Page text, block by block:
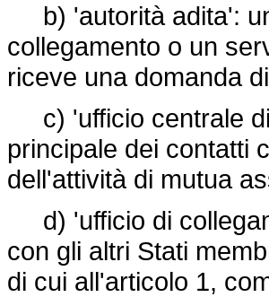
b) 'autorità adita':
collegamento o un
riceve una domanda
c) 'ufficio centrale di
principale dei contatti
dell'attività di mutua
d) 'ufficio di
con gli altri Stati
di cui all'articolo 1,